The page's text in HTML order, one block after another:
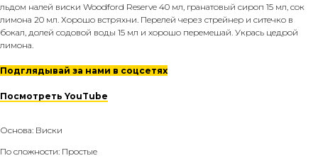
льдом налей виски Woodford Reserve 40 мл, гранатовый сироп 15 мл, сок
лимона 20 мл. Хорошо встряхни. Перелей через стрейнер и ситечко в
бокал, долей содовой воды 15 мл и хорошо перемешай. Укрась цедрой
лимона.
Подглядывай за нами в соцсетях
Посмотреть YouTube
Основа: Виски
По сложности: Простые